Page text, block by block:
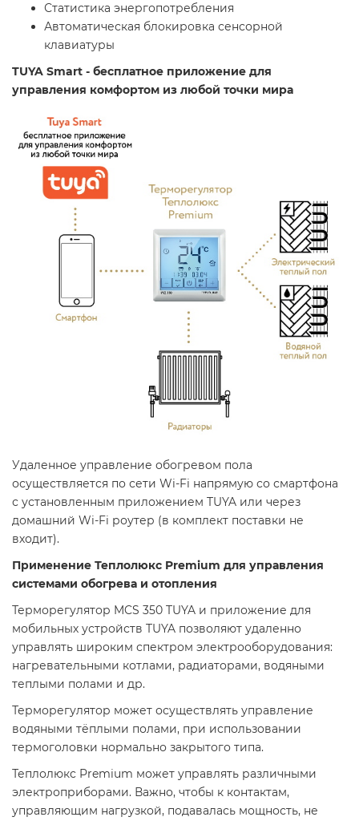
Статистика энергопотребления
Автоматическая блокировка сенсорной
клавиатуры
TUYA Smart - бесплатное приложение для
управления комфортом из любой точки мира
Удаленное управление обогревом пола
осуществляется по сети Wi-Fi напрямую со смартфона
с установленным приложением TUYA или через
домашний Wi-Fi роутер (в комплект поставки не
входит).
Применение Теплолюкс Premium для управления
системами обогрева и отопления
Терморегулятор MCS 350 TUYA и приложение для
мобильных устройств TUYA позволяют удаленно
управлять широким спектром электрооборудования:
нагревательными котлами, радиаторами, водяными
теплыми полами и др.
Терморегулятор может осуществлять управление
водяными тёплыми полами, при использовании
термоголовки нормально закрытого типа.
Теплолюкс Premium может управлять различными
электроприборами. Важно, чтобы к контактам,
управляющим нагрузкой, подавалась мощность, не